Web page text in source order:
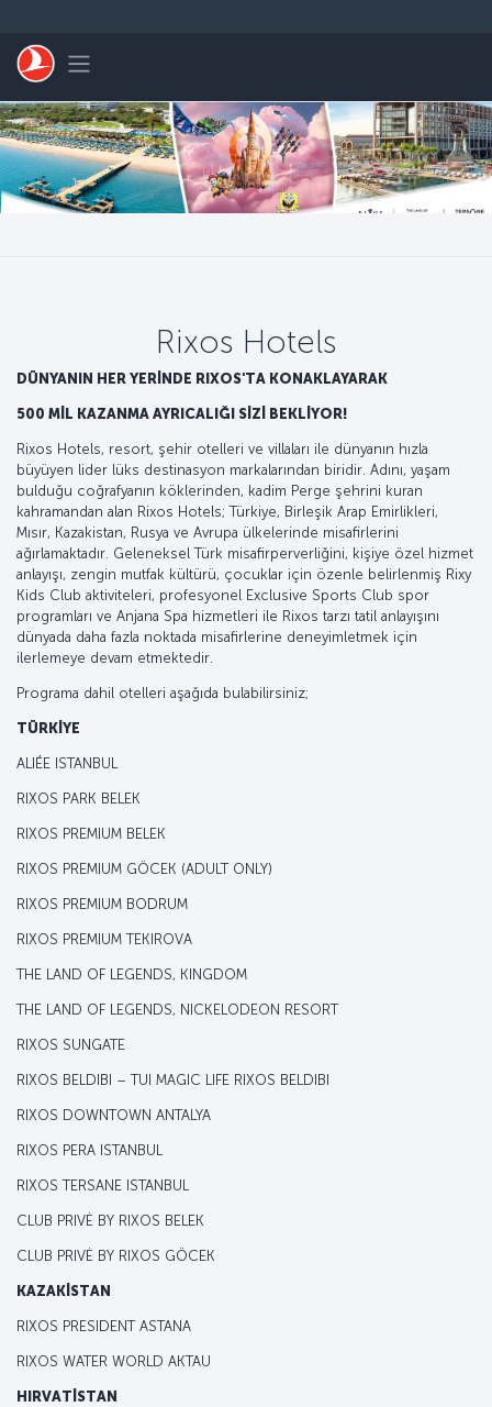
Toggle navigation
Rixos Hotels
DÜNYANIN HER YERİNDE RIXOS'TA KONAKLAYARAK
500 MİL KAZANMA AYRICALIĞI SİZİ BEKLİYOR!
Rixos Hotels, resort, şehir otelleri ve villaları ile dünyanın hızla
büyüyen lider lüks destinasyon markalarından biridir. Adını, yaşam
bulduğu coğrafyanın köklerinden, kadim Perge şehrini kuran
kahramandan alan Rixos Hotels; Türkiye, Birleşik Arap Emirlikleri,
Mısır, Kazakistan, Rusya ve Avrupa ülkelerinde misafirlerini
ağırlamaktadır. Geleneksel Türk misafirperverliğini, kişiye özel hizmet
anlayışı, zengin mutfak kültürü, çocuklar için özenle belirlenmiş Rixy
Kids Club aktiviteleri, profesyonel Exclusive Sports Club spor
programları ve Anjana Spa hizmetleri ile Rixos tarzı tatil anlayışını
dünyada daha fazla noktada misafirlerine deneyimletmek için
ilerlemeye devam etmektedir.
Programa dahil otelleri aşağıda bulabilirsiniz;
TÜRKİYE
ALIÉE ISTANBUL
RIXOS PARK BELEK
RIXOS PREMIUM BELEK
RIXOS PREMIUM GÖCEK (ADULT ONLY)
RIXOS PREMIUM BODRUM
RIXOS PREMIUM TEKIROVA
THE LAND OF LEGENDS, KINGDOM
THE LAND OF LEGENDS, NICKELODEON RESORT
RIXOS SUNGATE
RIXOS BELDIBI – TUI MAGIC LIFE RIXOS BELDIBI
RIXOS DOWNTOWN ANTALYA
RIXOS PERA ISTANBUL
RIXOS TERSANE ISTANBUL
CLUB PRIVĖ BY RIXOS BELEK
CLUB PRIVĖ BY RIXOS GÖCEK
KAZAKİSTAN
RIXOS PRESIDENT ASTANA
RIXOS WATER WORLD AKTAU
HIRVATİSTAN